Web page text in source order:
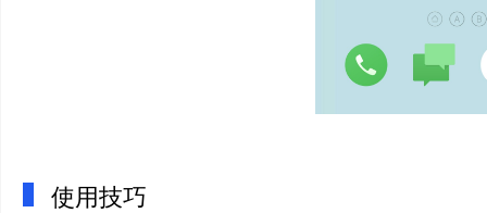
使用技巧